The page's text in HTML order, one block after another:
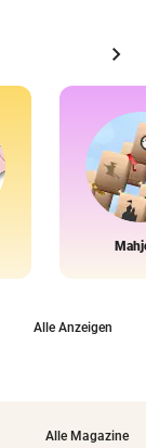
chevron_right
Alle Anzeigen
Alle Magazine